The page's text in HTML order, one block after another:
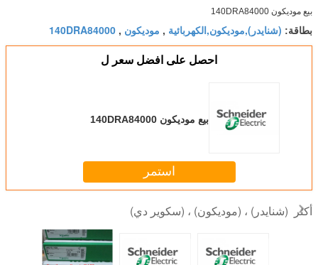
بيع موديكون 140DRA84000
بطاقة: (شنايدر),موديكون,الكهربائية , موديكون ,
140DRA84000
احصل على افضل سعر ل
بيع موديكون 140DRA84000
استمر
أكثر (شنايدر) ، (موديكون) ، (سكوير دي)